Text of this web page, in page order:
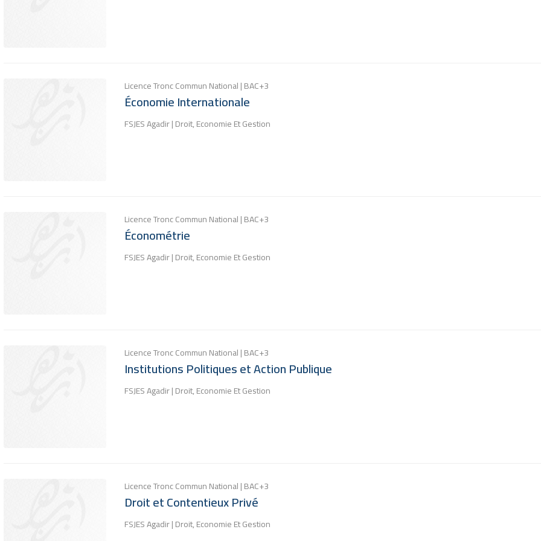
Licence Tronc Commun National | BAC+3
Économie Internationale
FSJES Agadir | Droit, Economie Et Gestion
Licence Tronc Commun National | BAC+3
Économétrie
FSJES Agadir | Droit, Economie Et Gestion
Licence Tronc Commun National | BAC+3
Institutions Politiques et Action Publique
FSJES Agadir | Droit, Economie Et Gestion
Licence Tronc Commun National | BAC+3
Droit et Contentieux Privé
FSJES Agadir | Droit, Economie Et Gestion